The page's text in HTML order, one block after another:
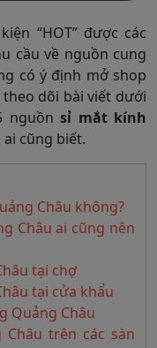
“HOT” được các
cầu về nguồn cung
có ý định mở shop
dõi bài viết dưới
nguồnsỉ mắt kính
cũng biết.
Châu không?
Châu ai cũng nên
tại chợ
tại cửa khẩu
Quảng Châu
trên các sàn